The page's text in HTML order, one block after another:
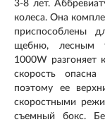
3-8 лет.
колеса. Она
приспособлены
щебню, лесным
1000W разгоняет
скорость
поэтому ее
скоростными
съемный бокс.